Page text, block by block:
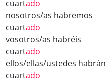
cuartado
nosotros/as habremos
cuartado
vosotros/as habréis
cuartado
ellos/ellas/ustedes habrán
cuartado